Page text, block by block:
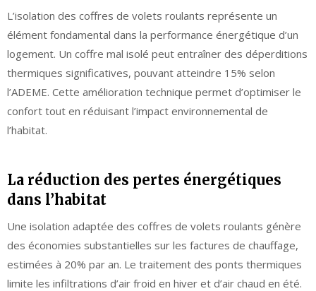
L’isolation des coffres de volets roulants représente un
élément fondamental dans la performance énergétique d’un
logement. Un coffre mal isolé peut entraîner des déperditions
thermiques significatives, pouvant atteindre 15% selon
l’ADEME. Cette amélioration technique permet d’optimiser le
confort tout en réduisant l’impact environnemental de
l’habitat.
La réduction des pertes énergétiques
dans l’habitat
Une isolation adaptée des coffres de volets roulants génère
des économies substantielles sur les factures de chauffage,
estimées à 20% par an. Le traitement des ponts thermiques
limite les infiltrations d’air froid en hiver et d’air chaud en été.